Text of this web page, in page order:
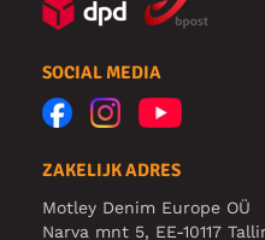
SOCIAL MEDIA
ZAKELIJK ADRES
Motley Denim Europe OÜ
Narva mnt 5, EE-10117